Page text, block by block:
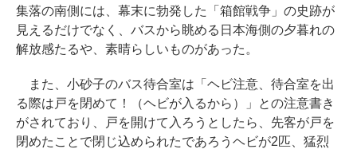
集落の南側には、幕末に勃発した「箱館戦争」の史跡が
見えるだけでなく、バスから眺める日本海側の夕暮れの
解放感たるや、素晴らしいものがあった。
また、小砂子のバス待合室は「ヘビ注意、待合室を出
る際は戸を閉めて！（ヘビが入るから）」との注意書き
がされており、戸を開けて入ろうとしたら、先客が戸を
閉めたことで閉じ込められたであろうヘビが2匹、猛烈